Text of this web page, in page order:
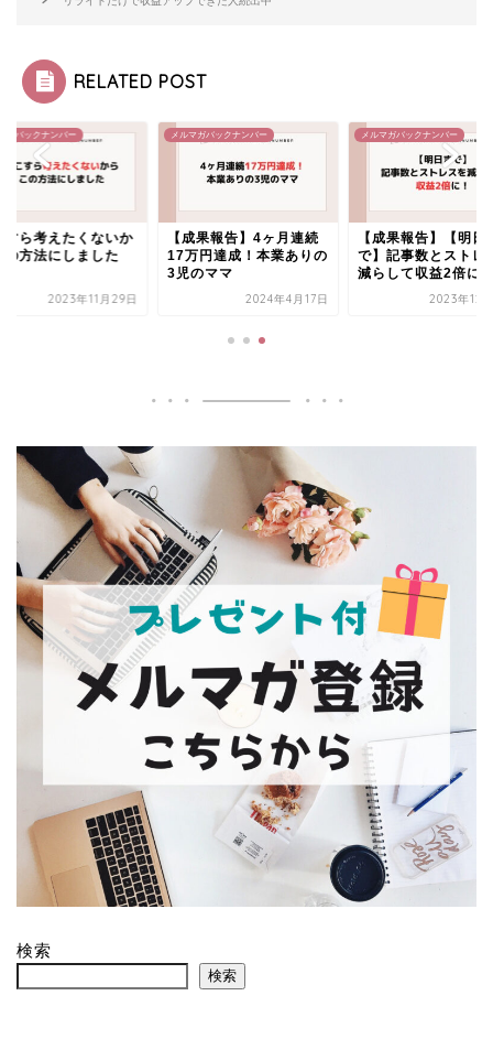
RELATED POST
ガバックナンバー
すら考えたくないか
の方法にしました
2023年11月29日
メルマガバックナンバー
【成果報告】4ヶ月連続
17万円達成！本業ありの
3児のママ
2024年4月17日
メルマガバックナンバー
【成果報告】【明日
で】記事数とストレ
減らして収益2倍に
2023年12
検索
検索